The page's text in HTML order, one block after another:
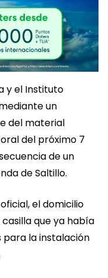
y el Instituto
un
del material
del próximo 7
de un
de Saltillo.
el domicilio
que ya había
para la instalación